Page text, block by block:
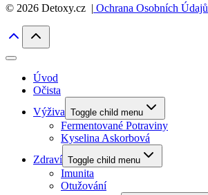
© 2026 Detoxy.cz | Ochrana Osobních Údajů
Úvod
Očista
Výživa Toggle child menu
Fermentované Potraviny
Kyselina Askorbová
Zdraví Toggle child menu
Imunita
Otužování